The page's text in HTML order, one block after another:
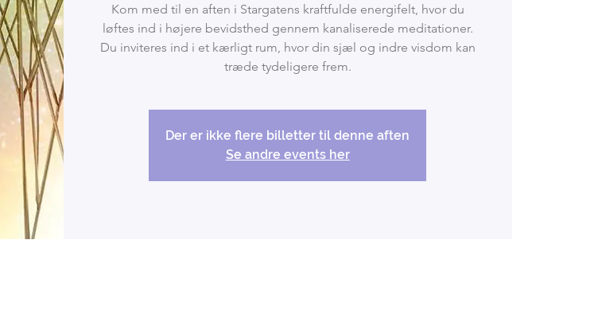
Kom med til en aften i Stargatens kraftfulde energifelt, hvor du
løftes ind i højere bevidsthed gennem kanaliserede meditationer.
Du inviteres ind i et kærligt rum, hvor din sjæl og indre visdom kan
træde tydeligere frem.
Der er ikke flere billetter til denne aften
Se andre events her